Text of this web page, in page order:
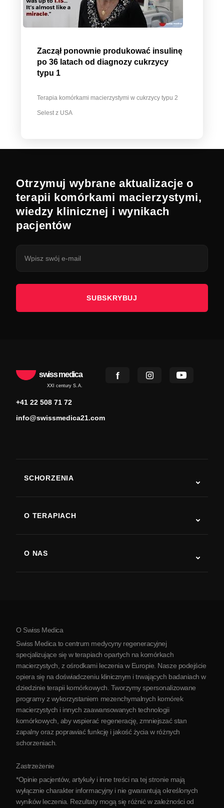
Zaczął ponownie produkować insulinę
po 36 latach od diagnozy cukrzycy
typu 1
Terapia komórkami macierzystymi w cukrzycy typu 2
Selest z USA
Otrzymuj wybrane aktualizacje o
terapii komórkami macierzystymi,
wiedzy klinicznej i wynikach
pacjentów
SUBSKRYBUJ
swiss medica
XXI century S.A.
+41 22 508 71 72
info@swissmedica21.com
SCHORZENIA
Choroba Parkinsona
Zapalenie stawów
O TERAPIACH
O NAS
O Serbii
Partnerstwo
Skontaktuj się z nami
O Swiss Medica
Swiss Medica to centrum medycyny regeneracyjnej
specjalizujące się w terapiach opartych na komórkach
macierzystych, z ośrodkami leczenia w Europie. Nasze podejście
opiera się na doświadczeniu klinicznym i trwających badaniach w
dziedzinie terapii komórkowych. Tworzymy spersonalizowane
programy z wykorzystaniem mezenchymalnych komórek
macierzystych i innych zaawansowanych technologii
komórkowych, aby wspierać regenerację, zmniejszać stan
zapalny oraz poprawiać funkcję i jakość życia w różnych
schorzeniach.
Zastrzeżenie
*Opinie pacjentów, artykuły i inne treści na tej stronie mają
wyłącznie charakter informacyjny i nie gwarantują określonych
wyników leczenia. Rezultaty mogą się różnić w zależności od